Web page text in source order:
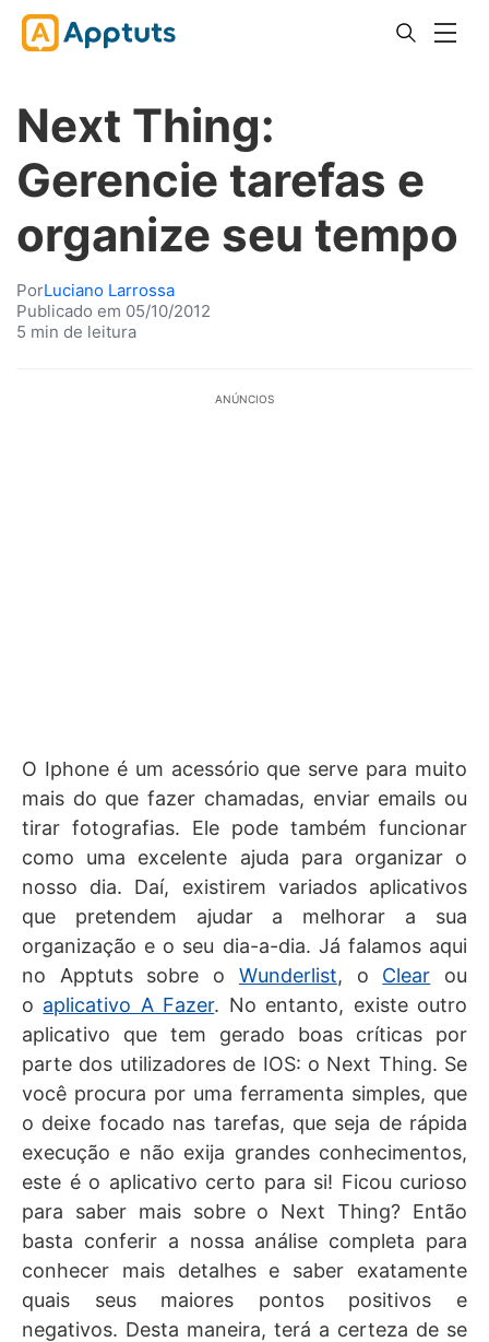
Next Thing:
Gerencie tarefas e
organize seu tempo
PorLuciano Larrossa
Publicado em 05/10/2012
5 min de leitura
ANÚNCIOS
O Iphone é um acessório que serve para muito
mais do que fazer chamadas, enviar emails ou
tirar fotografias. Ele pode também funcionar
como uma excelente ajuda para organizar o
nosso dia. Daí, existirem variados aplicativos
que pretendem ajudar a melhorar a sua
organização e o seu dia-a-dia. Já falamos aqui
no Apptuts sobre o Wunderlist, o Clear ou
o aplicativo A Fazer. No entanto, existe outro
aplicativo que tem gerado boas críticas por
parte dos utilizadores de IOS: o Next Thing. Se
você procura por uma ferramenta simples, que
o deixe focado nas tarefas, que seja de rápida
execução e não exija grandes conhecimentos,
este é o aplicativo certo para si! Ficou curioso
para saber mais sobre o Next Thing? Então
basta conferir a nossa análise completa para
conhecer mais detalhes e saber exatamente
quais seus maiores pontos positivos e
negativos. Desta maneira, terá a certeza de se